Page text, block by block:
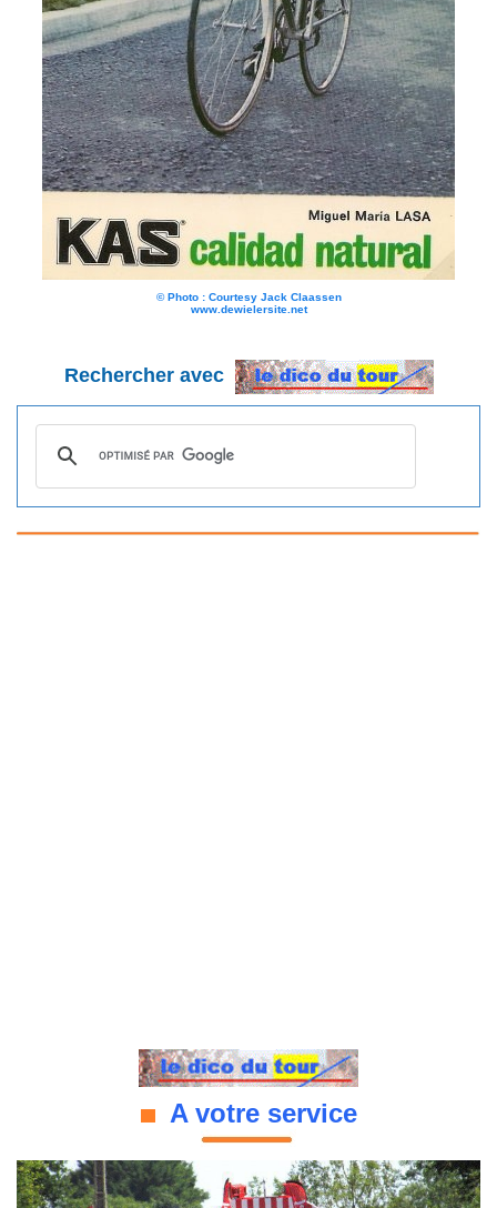
© Photo : Courtesy Jack Claassen
www.dewielersite.net
Rechercher avec
A votre service